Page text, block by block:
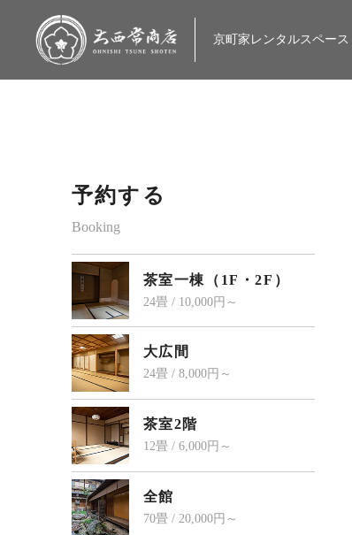
大西常商店京町家レンタルスペース
予約する
Booking
茶室一棟（1F・2F）
24畳 / 10,000円～
大広間
24畳 / 8,000円～
茶室2階
12畳 / 6,000円～
全館
70畳 / 20,000円～